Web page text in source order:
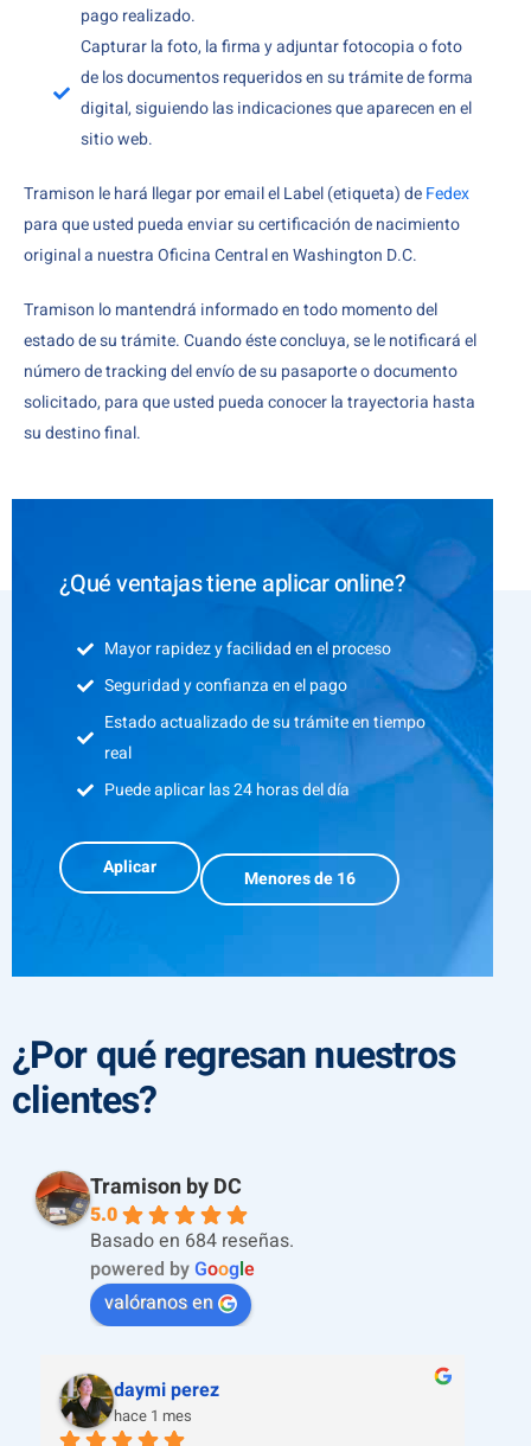
pago realizado.
Capturar la foto, la firma y adjuntar fotocopia o foto
de los documentos requeridos en su trámite de forma
digital, siguiendo las indicaciones que aparecen en el
sitio web.
Tramison le hará llegar por email el Label (etiqueta) deFedex
para que usted pueda enviar su certificación de nacimiento
original a nuestra Oficina Central en Washington D.C.
Tramison lo mantendrá informado en todo momento del
estado de su trámite. Cuando éste concluya, se le notificará el
número de tracking del envío de su pasaporte o documento
solicitado, para que usted pueda conocer la trayectoria hasta
su destino final.
¿Qué ventajas tiene aplicar online?
Mayor rapidez y facilidad en el proceso
Seguridad y confianza en el pago
Estado actualizado de su trámite en tiempo
real
Puede aplicar las 24 horas del día
Aplicar Menores de 16
¿Por qué regresan nuestros
clientes?
Tramison by DC
5.0
Basado en 684 reseñas.
powered byGoogle
valóranos en
daymi perez
hace 1 mes